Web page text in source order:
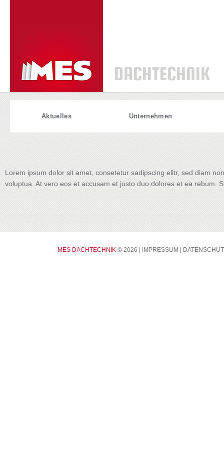
DACHTECHNIK
Aktuelles Unternehmen
Lorem ipsum dolor sit amet, consetetur sadipscing elitr, sed diam
voluptua. At vero eos et accusam et justo duo dolores et ea rebum.
CONTACTS
MES DACHTECHNIK © 2026 | IMPRESSUM